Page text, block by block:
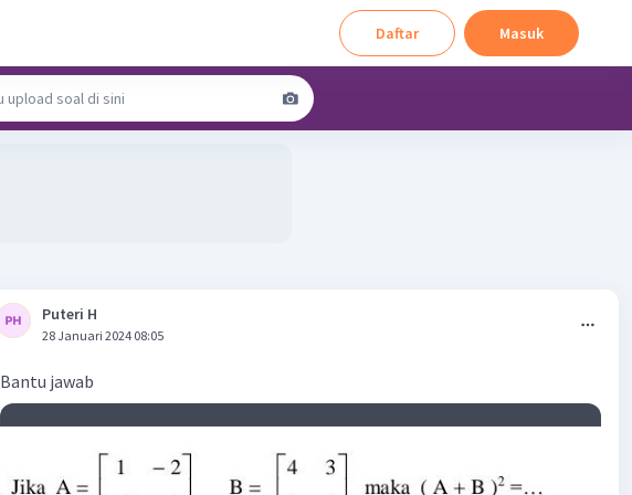
Daftar Masuk
Puteri H
28 Januari 2024 08:05
Bantu jawab